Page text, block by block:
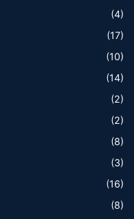
(4)
(17)
(10)
(14)
(2)
(2)
(8)
(3)
(16)
(8)